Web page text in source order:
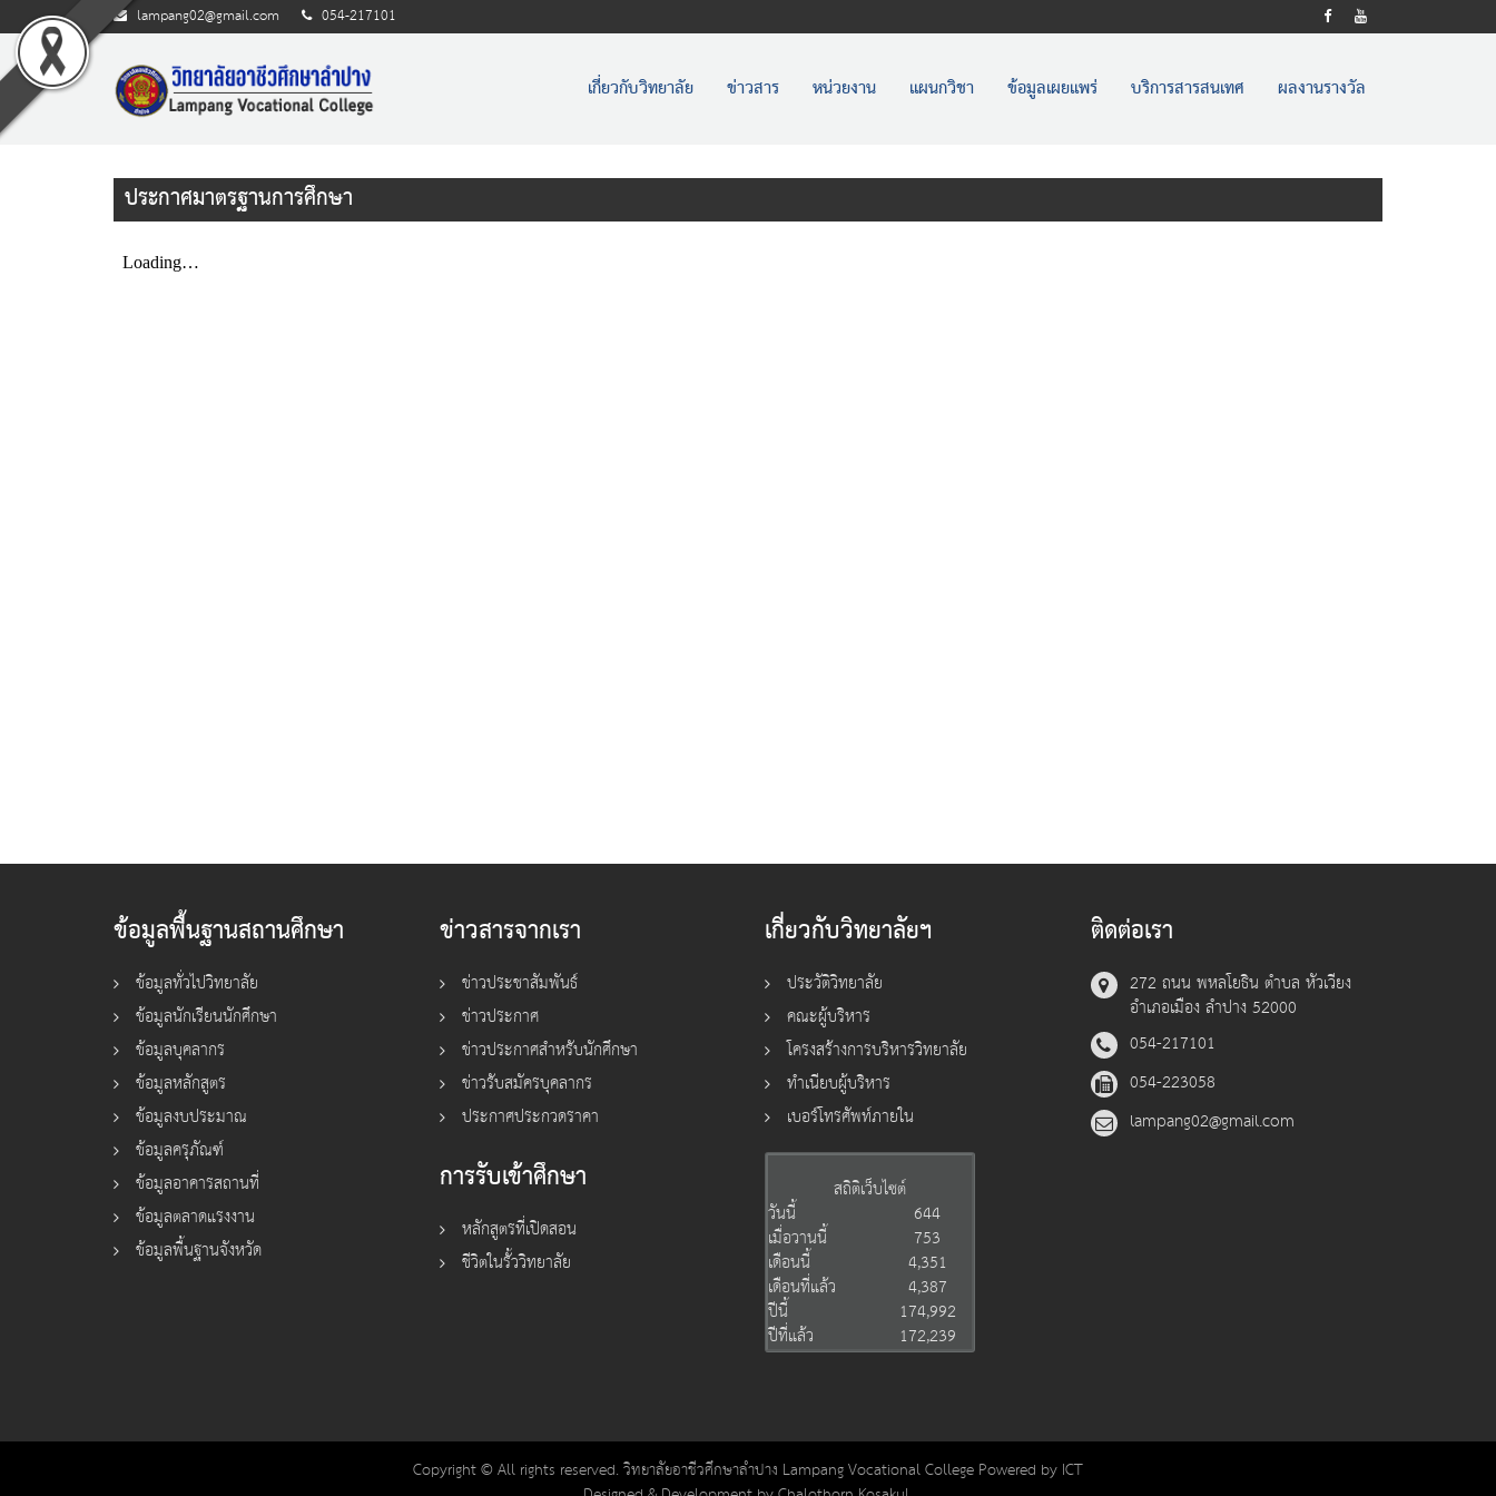
lampang02@gmail.com 054-217101
เกี่ยวกับวิทยาลัย ข่าวสาร หน่วยงาน แผนกวิชา ข้อมูลเผยแพร่ บริการสารสนเทศ ผลงานรางวัล
ประกาศมาตรฐานการศึกษา
ข้อมูลพื้นฐานสถานศึกษา
ข้อมูลทั่วไปวิทยาลัย
ข้อมูลนักเรียนนักศึกษา
ข้อมูลบุคลากร
ข้อมูลหลักสูตร
ข้อมูลงบประมาณ
ข้อมูลครุภัณฑ์
ข้อมูลอาคารสถานที่
ข้อมูลตลาดแรงงาน
ข้อมูลพื้นฐานจังหวัด
ข่าวสารจากเรา
ข่าวประชาสัมพันธ์
ข่าวประกาศ
ข่าวประกาศสำหรับนักศึกษา
ข่าวรับสมัครบุคลากร
ประกาศประกวดราคา
การรับเข้าศึกษา
หลักสูตรที่เปิดสอน
ชีวิตในรั้ววิทยาลัย
เกี่ยวกับวิทยาลัยฯ
ประวัติวิทยาลัย
คณะผู้บริหาร
โครงสร้างการบริหารวิทยาลัย
ทำเนียบผู้บริหาร
เบอร์โทรศัพท์ภายใน
สถิติเว็บไซต์
วันนี้
644
เมื่อวานนี้
753
เดือนนี้
4,351
เดือนที่แล้ว
4,387
ปีนี้
174,992
ปีที่แล้ว
172,239
ติดต่อเรา
272 ถนน พหลโยธิน ตำบล หัวเวียง
อำเภอเมือง ลำปาง 52000
054-217101
054-223058
lampang02@gmail.com
Copyright © All rights reserved. วิทยาลัยอาชีวศึกษาลำปาง Lampang Vocational College Powered by ICT